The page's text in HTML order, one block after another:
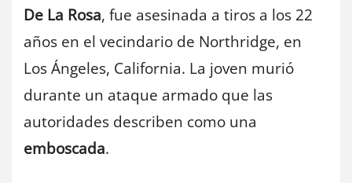
De La Rosa, fue asesinada a tiros a los 22
años en el vecindario de Northridge, en
Los Ángeles, California. La joven murió
durante un ataque armado que las
autoridades describen como una
emboscada.